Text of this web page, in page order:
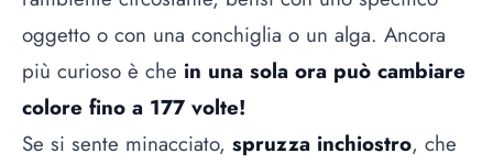
oggetto o con una conchiglia o un alga. Ancora
più curioso è che in una sola ora può cambiare
colore fino a 177 volte!
Se si sente minacciato, spruzza inchiostro, che